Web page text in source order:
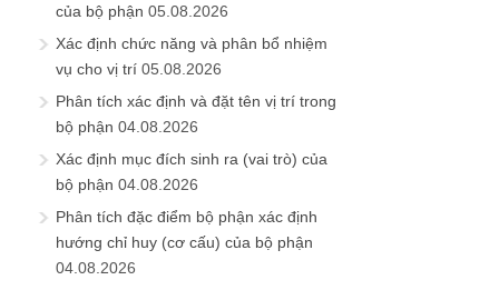
của bộ phận 05.08.2026
Xác định chức năng và phân bổ nhiệm
vụ cho vị trí 05.08.2026
Phân tích xác định và đặt tên vị trí trong
bộ phận 04.08.2026
Xác định mục đích sinh ra (vai trò) của
bộ phận 04.08.2026
Phân tích đặc điểm bộ phận xác định
hướng chỉ huy (cơ cấu) của bộ phận
04.08.2026